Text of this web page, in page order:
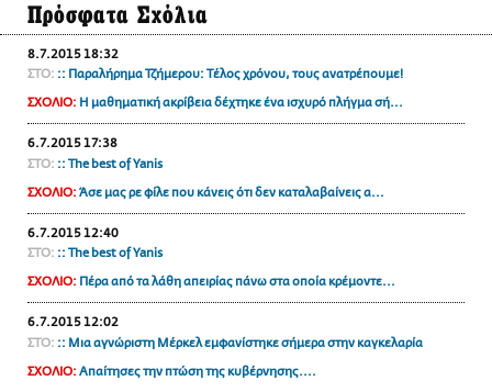
LIFO SHOP
NEWSLETTER
ΜΙΚΡΟΠΡΑΓΜΑΤΑ
THE GOOD LIFO
LIFOLAND
CITY GUIDE
ΑΜΠΑ
PRINT
Πρόσφατα Σχόλια
8.7.2015 18:32
ΣΤΟ: :: Παραλήρημα Τζήμερου: Τέλος χρόνου, τους ανατρέπουμε!
ΣΧΟΛΙΟ: Η μαθηματική ακρίβεια δέχτηκε ένα ισχυρό πλήγμα σή...
6.7.2015 17:38
ΣΤΟ: :: Τhe best of Yanis
ΣΧΟΛΙΟ: Άσε μας ρε φίλε που κάνεις ότι δεν καταλαβαίνεις α...
6.7.2015 12:40
ΣΤΟ: :: Τhe best of Yanis
ΣΧΟΛΙΟ: Πέρα από τα λάθη απειρίας πάνω στα οποία κρέμοντε...
6.7.2015 12:02
ΣΤΟ: :: Μια αγνώριστη Μέρκελ εμφανίστηκε σήμερα στην καγκελαρία
ΣΧΟΛΙΟ: Απαίτησες την πτώση της κυβέρνησης....